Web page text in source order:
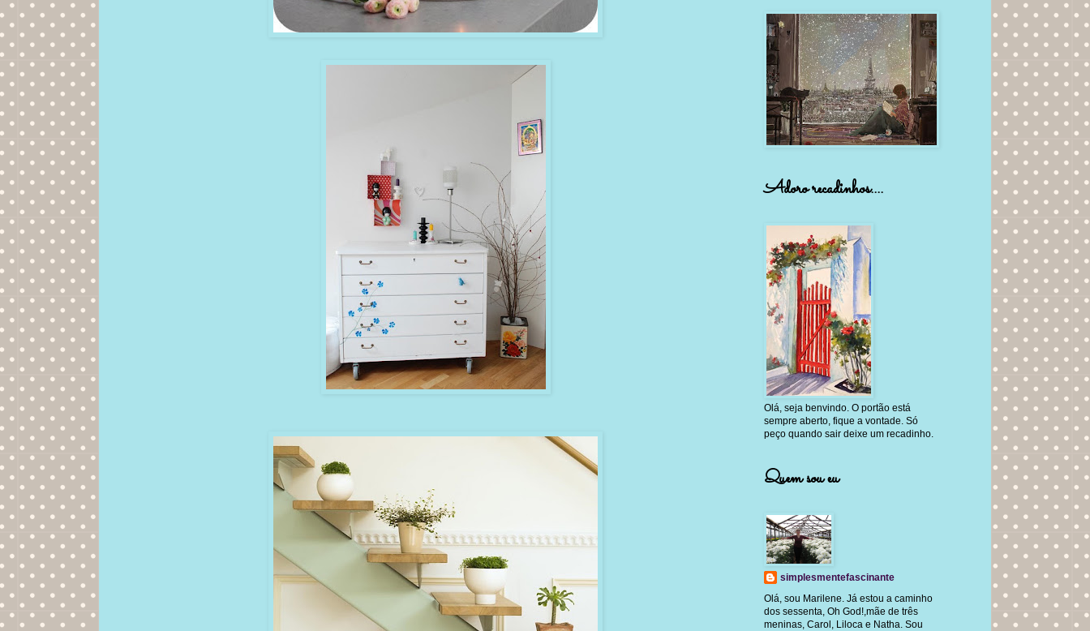
Adoro recadinhos....
Olá, seja benvindo. O portão está
sempre aberto, fique a vontade. Só
peço quando sair deixe um recadinho.
Quem sou eu
simplesmentefascinante
Olá, sou Marilene. Já estou a caminho
dos sessenta, Oh God!,mãe de três
meninas, Carol, Liloca e Natha. Sou